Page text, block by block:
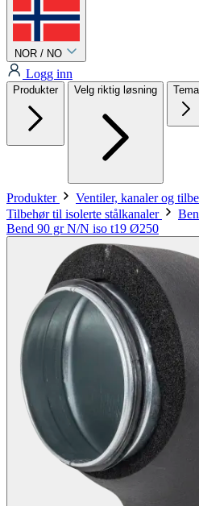
NOR / NO
Logg inn
Produkter Velg riktig løsning Tema
Produkter Ventiler, kanaler og
Tilbehør til isolerte stålkanaler
Bend 90 gr N/N iso t19 Ø250